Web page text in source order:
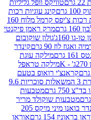
וופל גליליות
קינג עוגיות רכות
קינג עוגיות רכות צ'יפס קרמל מלוח 160
מרק ראמן פיקנטי
גולון שוקובום
קינדר
מילקה עוגת
טראפל
רואופ בטעם
מנורת 3 המשאלות סוכריות 9.6
מטבעות
מריר
קינדר בואנו מיני מיקס 205
אוראו